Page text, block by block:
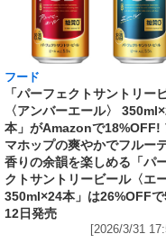
フード
「パーフェクトサントリー
〈アンバーエール〉
本」がAmazonで18%OFF!
マホップの爽やかでフルー
香りの余韻を楽しめる「パ
クトサントリービール〈エー
350ml×24本」は26%OFFで
12日発売
[2026/3/31